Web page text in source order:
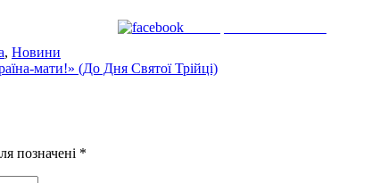
, Новини
мати!» (До Дня Святої Трійці)
позначені *